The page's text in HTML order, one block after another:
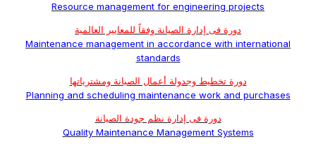
Resource management for engineering projects
دورة فى إدارة الصيانة وفقاً للمعايير العالمية
Maintenance management in accordance with international
standards
دورة تخطيط وجدولة أعمال الصيانة ومشترياتها
Planning and scheduling maintenance work and purchases
دورة فى إدارة نظم جودة الصيانة
Quality Maintenance Management Systems